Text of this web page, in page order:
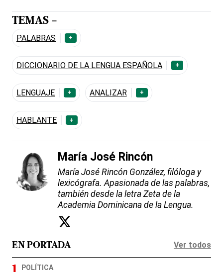
TEMAS -
PALABRAS +
DICCIONARIO DE LA LENGUA ESPAÑOLA +
LENGUAJE + ANALIZAR +
HABLANTE +
María José Rincón
María José Rincón González, filóloga y
lexicógrafa. Apasionada de las palabras,
también desde la letra Zeta de la
Academia Dominicana de la Lengua.
EN PORTADA Ver todos
POLÍTICA